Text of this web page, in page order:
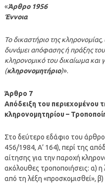
«Άρθρο 1956
Έννοια
Το δικαστήριο της
δυνάμει απόφασης ή πράξης του
κληρονομικό του δικαίωμα και
(κληρονομητήριο)».
Άρθρο 7
Απόδειξη του περιεχομένου
κληρονομητηρίου –
Στο δεύτερο εδάφιο του
456/1984, Α’ 164), περί της
αίτησης για την παροχή
ακόλουθες τροποποιήσεις: α)
από τη λέξη «προσκομισθεί», β)